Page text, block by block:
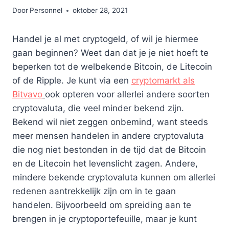
Door Personnel oktober 28, 2021
Handel je al met cryptogeld, of wil je hiermee
gaan beginnen? Weet dan dat je je niet hoeft te
beperken tot de welbekende Bitcoin, de Litecoin
of de Ripple. Je kunt via een cryptomarkt als
Bitvavo ook opteren voor allerlei andere soorten
cryptovaluta, die veel minder bekend zijn.
Bekend wil niet zeggen onbemind, want steeds
meer mensen handelen in andere cryptovaluta
die nog niet bestonden in de tijd dat de Bitcoin
en de Litecoin het levenslicht zagen. Andere,
mindere bekende cryptovaluta kunnen om allerlei
redenen aantrekkelijk zijn om in te gaan
handelen. Bijvoorbeeld om spreiding aan te
brengen in je cryptoportefeuille, maar je kunt